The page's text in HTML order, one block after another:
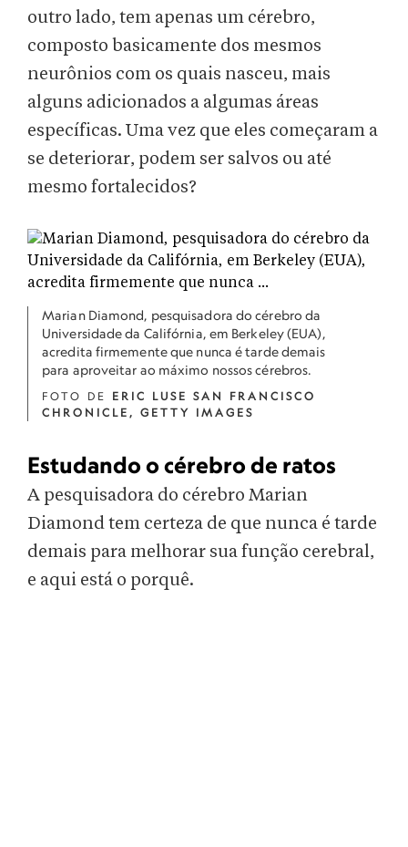
outro lado, tem apenas um cérebro,
composto basicamente dos mesmos
neurônios com os quais nasceu, mais
alguns adicionados a algumas áreas
específicas. Uma vez que eles começaram a
se deteriorar, podem ser salvos ou até
mesmo fortalecidos?
Marian Diamond, pesquisadora do cérebro da
Universidade da Califórnia, em Berkeley (EUA),
acredita firmemente que nunca é tarde demais
para aproveitar ao máximo nossos cérebros.
FOTO DE ERIC LUSE SAN FRANCISCO
CHRONICLE, GETTY IMAGES
Estudando o cérebro de ratos
A pesquisadora do cérebro Marian
Diamond tem certeza de que nunca é tarde
demais para melhorar sua função cerebral,
e aqui está o porquê.